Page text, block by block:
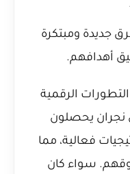
جديدة ومبتكرة
أهدافهم.
التطورات الرقمية
يحصلون
فعالية، مما
سواء كان